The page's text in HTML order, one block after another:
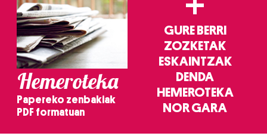
Hemeroteka
Papereko zenbakiak
PDF formatuan
GURE BERRI
ZOZKETAK
ESKAINTZAK
DENDA
HEMEROTEKA
NOR GARA